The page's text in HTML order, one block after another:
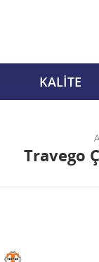
KALİTE
Travego